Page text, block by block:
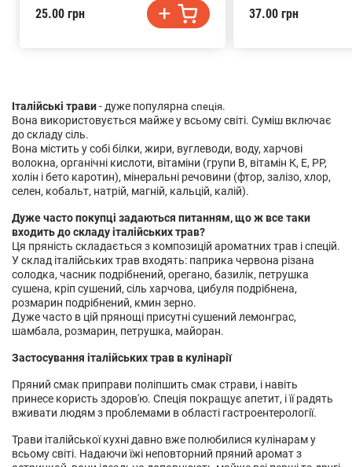
Італійські трави- дуже популярна спеція.
Вона використовується майже у всьому світі. Суміш включає
до складу сіль.
Вона містить у собі білки, жири, вуглеводи, воду, харчові
волокна, органічні кислоти, вітаміни (групи В, вітамін К, Е, РР,
холін і бето каротин), мінеральні речовини (фтор, залізо, хлор,
селен, кобальт, натрій, магній, кальцій, калій).
Дуже часто покупці задаються питанням, що ж все таки
входить до складу італійських трав?
Ця пряність складається з композицій ароматних трав і спецій.
У склад італійських трав входять: паприка червона різана
солодка, часник подрібнений, орегано, базилік, петрушка
сушена, кріп сушений, сіль харчова, цибуля подрібнена,
розмарин подрібнений, кмин зерно.
Дуже часто в цій прянощі присутні сушений лемонграс,
шамбала, розмарин, петрушка, майоран.
Застосування італійських трав в кулінарії
Пряний смак приправи поліпшить смак страви, і навіть
принесе користь здоров'ю. Спеція покращує апетит, і її радять
вживати людям з проблемами в області гастроентерології.
Трави італійської кухні давно вже полюбилися кулінарам у
всьому світі. Надаючи їжі неповторний пряний аромат з
25.00 грн 37.00 грн